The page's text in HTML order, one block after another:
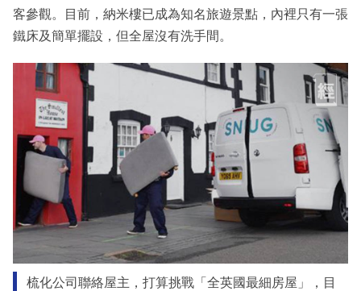
客參觀。目前，納米樓已成為知名旅遊景點，內裡只有一張
鐵床及簡單擺設，但全屋沒有洗手間。
梳化公司聯絡屋主，打算挑戰「全英國最細房屋」，目